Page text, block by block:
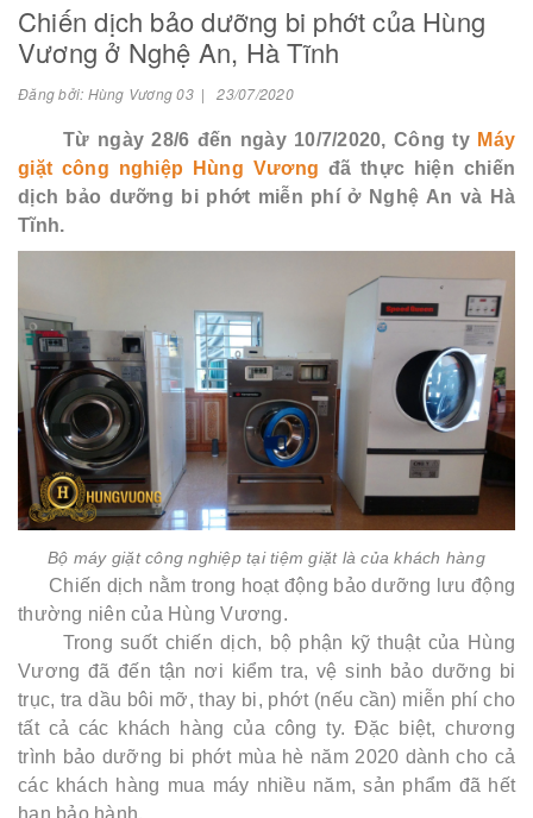
Chiến dịch bảo dưỡng bi phớt của Hùng
Vương ở Nghệ An, Hà Tĩnh
Đăng bởi: Hùng Vương 03 | 23/07/2020
Từ ngày 28/6 đến ngày 10/7/2020, Công ty Máy
giặt công nghiệp Hùng Vương đã thực hiện chiến
dịch bảo dưỡng bi phớt miễn phí ở Nghệ An và Hà
Tĩnh.
Bộ máy giặt công nghiệp tại tiệm giặt là của khách hàng
Chiến dịch nằm trong hoạt động bảo dưỡng lưu động
thường niên của Hùng Vương.
Trong suốt chiến dịch, bộ phận kỹ thuật của Hùng
Vương đã đến tận nơi kiểm tra, vệ sinh bảo dưỡng bi
trục, tra dầu bôi mỡ, thay bi, phớt (nếu cần) miễn phí cho
tất cả các khách hàng của công ty. Đặc biệt, chương
trình bảo dưỡng bi phớt mùa hè năm 2020 dành cho cả
các khách hàng mua máy nhiều năm, sản phẩm đã hết